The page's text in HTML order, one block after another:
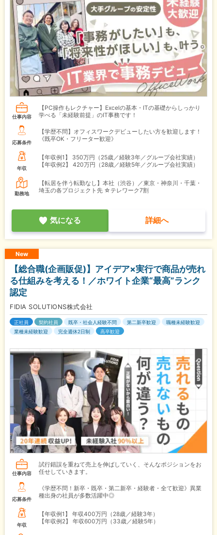
仕事内容
【PC操作もレクチャー】Excelの基本・ITの基礎からしっかり
学べる「未経験前提」のIT事務です！
応募条件
【学歴不問】オフィスワークデビューしたい方を歓迎します！
《既卒OK・フリーター歓迎》
年収
【年収例1】
350万円（25歳／経験3年／グループ会社実績）
【年収例2】
420万円（28歳／経験5年／グループ会社実績）
勤務地
【転居を伴う転勤なし】本社（渋谷）／東京・神奈川・千葉・
埼玉の各プロジェクト先 ☆テレワーク7割
気になる 詳細へ
New
【総合職(企画販促)】アイデア×実行で商品が売れ
る仕組みを考える！／ホワイト企業“最高”ランク
認定
FIDIA SOLUTIONS株式会社
正社員 契約社員 既卒・社会人経験不問 第二新卒歓迎
職種未経験歓迎
業種未経験歓迎
完全週休2日制 高卒歓迎
仕事内容
試行錯誤を重ねて売上を伸ばしていく、そんなポジションをお
任せしていきます。
応募条件
《学歴不問！新卒・既卒・第二新卒・経験者・全て歓迎》異業
種出身の社員が多数活躍中◎
年収
【年収例1】
年収400万円（28歳／経験3年）
【年収例2】
年収600万円（33歳／経験5年）